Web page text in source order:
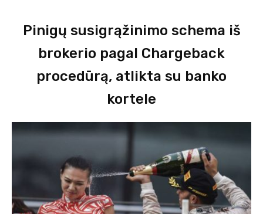
Pinigų susigrąžinimo schema iš
brokerio pagal Chargeback
procedūrą, atlikta su banko
kortele